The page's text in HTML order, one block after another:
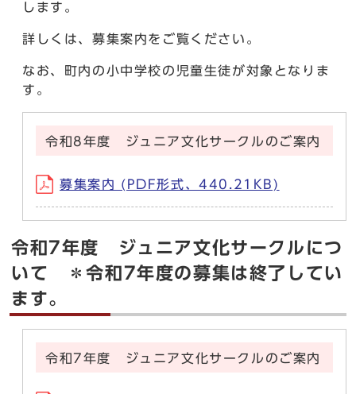
します。
詳しくは、募集案内をご覧ください。
なお、町内の小中学校の児童生徒が対象となりま
す。
令和8年度 ジュニア文化サークルのご案内
募集案内 (PDF形式、440.21KB)
令和7年度 ジュニア文化サークルにつ
いて ＊令和7年度の募集は終了してい
ます。
令和7年度 ジュニア文化サークルのご案内